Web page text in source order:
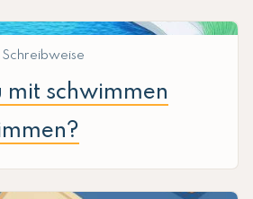
Schreibweise
mit schwimmen